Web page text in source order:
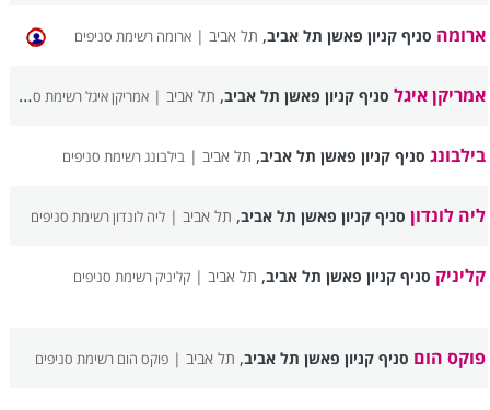
ארומה סניף קניון פאשן תל אביב, תל אביב |ארומה רשימת סניפים
אמריקן איגל סניף קניון פאשן תל אביב, תל אביב |אמריקן איגל רשימת סניפים
בילבונג סניף קניון פאשן תל אביב, תל אביב |בילבונג רשימת סניפים
ליה לונדון סניף קניון פאשן תל אביב, תל אביב |ליה לונדון רשימת סניפים
קליניק סניף קניון פאשן תל אביב, תל אביב |קליניק רשימת סניפים
פוקס הום סניף קניון פאשן תל אביב, תל אביב |פוקס הום רשימת סניפים